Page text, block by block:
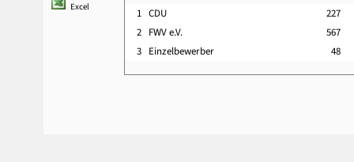
Excel
1 CDU
227
2 FWV e.V.
567
3 Einzelbewerber 48